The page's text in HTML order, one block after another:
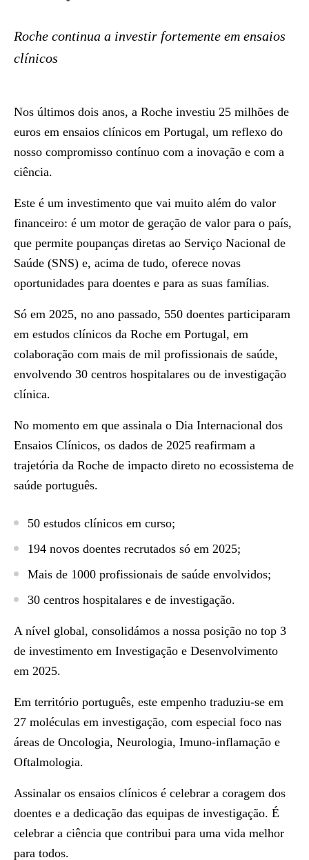
Roche continua a investir fortemente em ensaios
clínicos
Nos últimos dois anos, a Roche investiu 25 milhões de
euros em ensaios clínicos em Portugal, um reflexo do
nosso compromisso contínuo com a inovação e com a
ciência.
Este é um investimento que vai muito além do valor
financeiro: é um motor de geração de valor para o país,
que permite poupanças diretas ao Serviço Nacional de
Saúde (SNS) e, acima de tudo, oferece novas
oportunidades para doentes e para as suas famílias.
Só em 2025, no ano passado, 550 doentes participaram
em estudos clínicos da Roche em Portugal, em
colaboração com mais de mil profissionais de saúde,
envolvendo 30 centros hospitalares ou de investigação
clínica.
No momento em que assinala o Dia Internacional dos
Ensaios Clínicos, os dados de 2025 reafirmam a
trajetória da Roche de impacto direto no ecossistema de
saúde português.
50 estudos clínicos em curso;
194 novos doentes recrutados só em 2025;
Mais de 1000 profissionais de saúde envolvidos;
30 centros hospitalares e de investigação.
A nível global, consolidámos a nossa posição no top 3
de investimento em Investigação e Desenvolvimento
em 2025.
Em território português, este empenho traduziu-se em
27 moléculas em investigação, com especial foco nas
áreas de Oncologia, Neurologia, Imuno-inflamação e
Oftalmologia.
Assinalar os ensaios clínicos é celebrar a coragem dos
doentes e a dedicação das equipas de investigação. É
celebrar a ciência que contribui para uma vida melhor
para todos.